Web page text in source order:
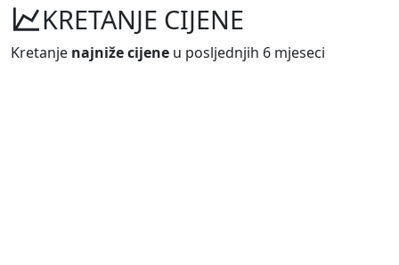
KRETANJE CIJENE
Kretanje najniže cijene u posljednjih 6 mjeseci